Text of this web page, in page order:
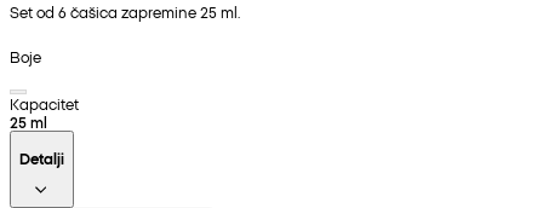
Set od 6 čašica zapremine 25 ml.
Boje
Kapacitet
25 ml
Detalji